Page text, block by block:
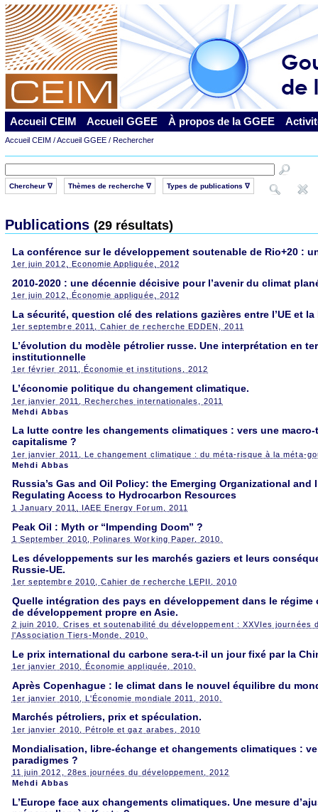
Accueil CEIM Accueil GGEE À propos de la GGEE
Accueil CEIM/Accueil GGEE/ Rechercher
Chercheur ∇ Thèmes de recherche ∇ Types de publications ∇
Publications (29 résultats)
La conférence sur le développement soutenable de Rio+20 :
1er juin 2012 , Economie Appliquée, 2012
2010-2020 : une décennie décisive pour l’avenir du climat
1er juin 2012 , Économie appliquée, 2012
La sécurité, question clé des relations gazières entre l’UE et la
1er septembre 2011 , Cahier de recherche EDDEN, 2011
L’évolution du modèle pétrolier russe. Une interprétation en
institutionnelle
1er février 2011 , Économie et institutions, 2012
L’économie politique du changement climatique.
1er janvier 2011
, Recherches internationales, 2011
Mehdi Abbas
La lutte contre les changements climatiques : vers une
capitalisme ?
1er janvier 2011
, Le changement climatique : du méta-risque à la méta-
Mehdi Abbas
Russia’s Gas and Oil Policy: the Emerging Organizational
Regulating Access to Hydrocarbon Resources
1 January 2011 , IAEE Energy Forum, 2011
Peak Oil : Myth or “Impending Doom” ?
1 September 2010 , Polinares Working Paper, 2010.
Les développements sur les marchés gaziers et leurs
Russie-UE.
1er septembre 2010 , Cahier de recherche LEPII, 2010
Quelle intégration des pays en développement dans le régime
de développement propre en Asie.
2 juin 2010
, Crises et soutenabilité du développement : XXVIes journées
l'Association Tiers-Monde, 2010.
Le prix international du carbone sera-t-il un jour fixé par la
1er janvier 2010, Économie appliquée, 2010.
Après Copenhague : le climat dans le nouvel équilibre du
1er janvier 2010 , L'Économie mondiale 2011, 2010.
Marchés pétroliers, prix et spéculation.
1er janvier 2010 , Pétrole et gaz arabes, 2010
Mondialisation, libre-échange et changements climatiques :
paradigmes ?
11 juin 2012
, 28es journées du développement, 2012
Mehdi Abbas
L’Europe face aux changements climatiques. Une mesure